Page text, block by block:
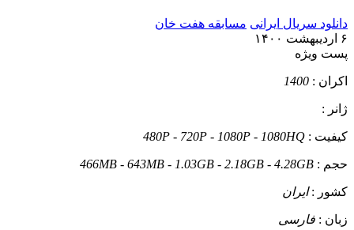
دانلود سریال ایرانی مسابقه هفت خان
۶ اردیبهشت ۱۴۰۰
پست ويژه
اکران : 1400
ژانر :
کيفيت : 480P - 720P - 1080P - 1080HQ
حجم : 466MB - 643MB - 1.03GB - 2.18GB - 4.28GB
کشور :ایران
زبان : فارسی